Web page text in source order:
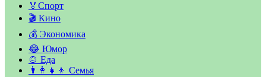
🏅Спорт
🎬 Кино
💰 Экономика
😂 Юмор
🍲 Еда
👨‍👩‍👧‍👦 Семья